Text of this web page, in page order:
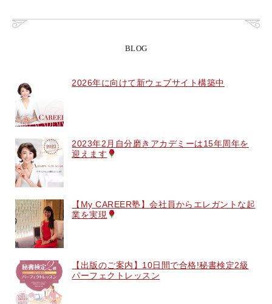
BLOG
2026年に向けて新ウェブサイト構築中
2023年2月自分磨きアカデミーは15年周年を
迎えます
【My CAREER塾】会社員からエレガントな起
業を実現
【出版のご案内】10日間で合格!秘書検定2級
パーフェクトレッスン